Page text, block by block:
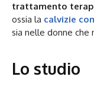
trattamento
ossia la calvizie
sia nelle donne che
Lo studio